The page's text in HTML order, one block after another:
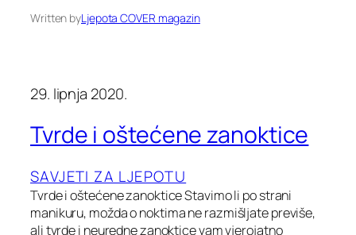
Written byLjepota COVER magazin
29. lipnja 2020.
Tvrde i oštećene zanoktice
SAVJETI ZA LJEPOTU
Tvrde i oštećene zanoktice Stavimo li po strani
manikuru, možda o noktima ne razmišljate previše,
ali tvrde i neuredne zanoktice vam vjerojatno